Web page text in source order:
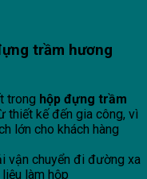
trầm hương
trong hộp đựng trầm
thiết kế đến gia công, vì
lớn cho khách hàng
vận chuyển đi đường xa
làm hộp